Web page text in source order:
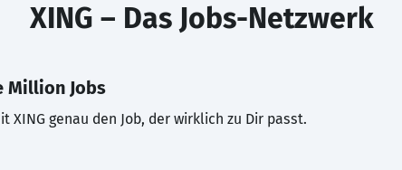
XING – Das Jobs-Netzwerk
Million Jobs
XING genau den Job, der wirklich zu Dir passt.